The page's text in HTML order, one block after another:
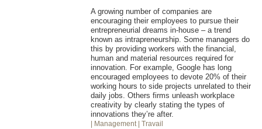
A growing number of companies are
encouraging their employees to pursue their
entrepreneurial dreams in-house – a trend
known as intrapreneurship. Some managers do
this by providing workers with the financial,
human and material resources required for
innovation. For example, Google has long
encouraged employees to devote 20% of their
working hours to side projects unrelated to their
daily jobs. Others firms unleash workplace
creativity by clearly stating the types of
innovations they’re after.
| Management | Travail